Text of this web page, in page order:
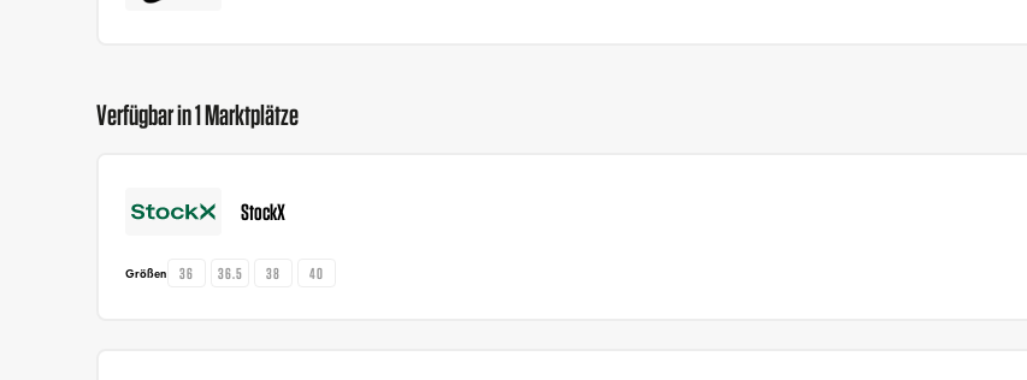
Verfügbar in 1 Marktplätze
StockX
Größen 36 36.5 38 40